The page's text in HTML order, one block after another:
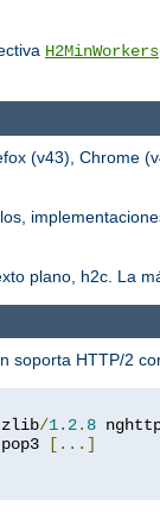
H2MinWorkers
(v43), Chrome
plano, h2c. La
soporta HTTP/2
zlib/1.2. 8
[...]